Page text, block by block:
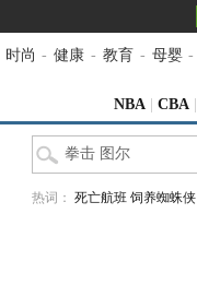
时尚 - 健康 - 教育 - 母婴 -
NBA CBA
热词： 死亡航班 饲养蜘蛛侠